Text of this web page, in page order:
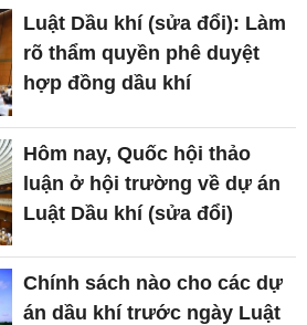
Luật Dầu khí (sửa đổi): Làm
rõ thẩm quyền phê duyệt
hợp đồng dầu khí
Hôm nay, Quốc hội thảo
luận ở hội trường về dự án
Luật Dầu khí (sửa đổi)
Chính sách nào cho các dự
án dầu khí trước ngày Luật